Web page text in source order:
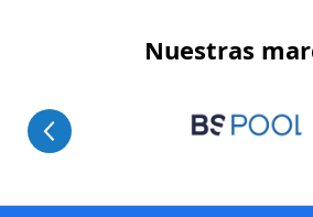
Nuestras